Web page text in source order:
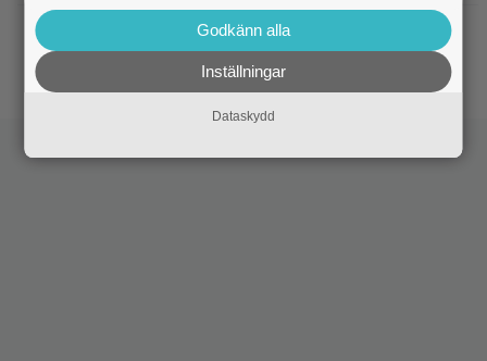
TV-spel
På tv ikväll: Edward Norton gjorde sin
hyllade filmdebut i denna skarpa thriller
Godkänn alla
Inställningar
Dataskydd